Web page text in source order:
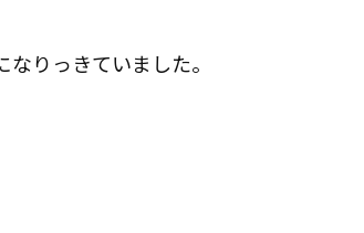
りっきていました。